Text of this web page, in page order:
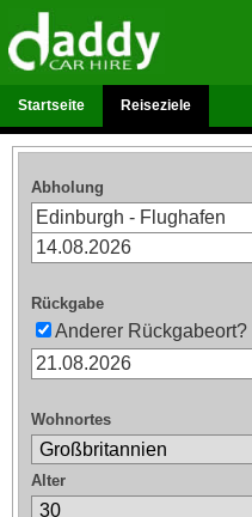
Startseite Reiseziele
Abholung
Rückgabe
Anderer Rückgabeort?
Wohnortes
Alter